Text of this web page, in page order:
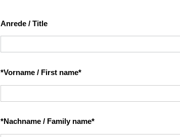
Anrede / Title
*Vorname / First name
*Nachname / Family name